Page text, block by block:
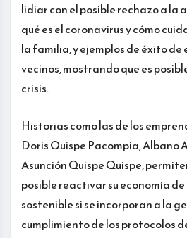
lidiar con el posible rechazo a
qué es el coronavirus y cómo
la familia, y ejemplos de éxito
vecinos, mostrando que es
crisis.
Historias como las de los
Doris Quispe Pacompia, Albano
Asunción Quispe Quispe,
posible reactivar su economía
sostenible si se incorporan a la
cumplimiento de los protocolos